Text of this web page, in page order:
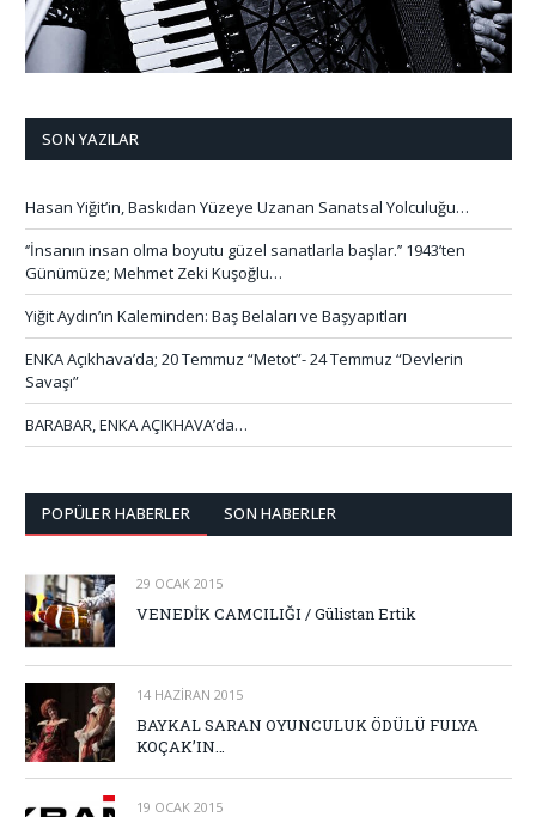
SON YAZILAR
Hasan Yiğit’in, Baskıdan Yüzeye Uzanan Sanatsal Yolculuğu…
‘’İnsanın insan olma boyutu güzel sanatlarla başlar.’’ 1943’ten
Günümüze; Mehmet Zeki Kuşoğlu…
Yiğit Aydın’ın Kaleminden: Baş Belaları ve Başyapıtları
ENKA Açıkhava’da; 20 Temmuz “Metot”- 24 Temmuz “Devlerin
Savaşı”
BARABAR, ENKA AÇIKHAVA’da…
POPÜLER HABERLER SON HABERLER
29 OCAK 2015
VENEDİK CAMCILIĞI / Gülistan Ertik
14 HAZIRAN 2015
BAYKAL SARAN OYUNCULUK ÖDÜLÜ FULYA
KOÇAK’IN…
19 OCAK 2015